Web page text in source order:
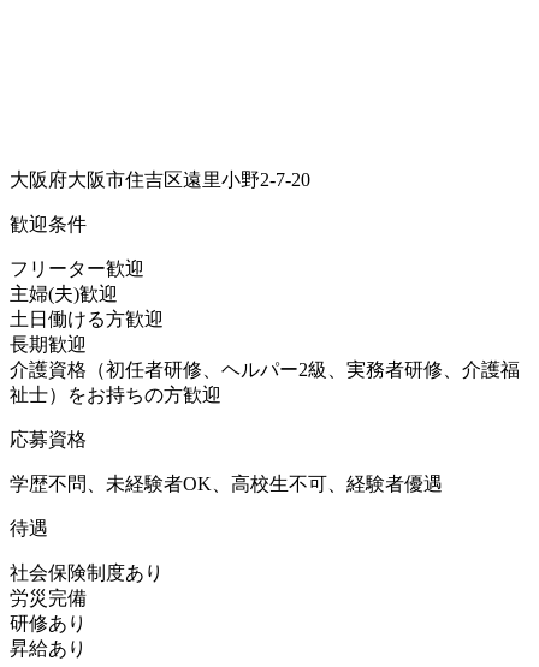
大阪府大阪市住吉区遠里小野2-7-20
歓迎条件
フリーター歓迎
主婦(夫)歓迎
土日働ける方歓迎
長期歓迎
介護資格（初任者研修、ヘルパー2級、実務者研修、介護福
祉士）をお持ちの方歓迎
応募資格
学歴不問、未経験者OK、高校生不可、経験者優遇
待遇
社会保険制度あり
労災完備
研修あり
昇給あり